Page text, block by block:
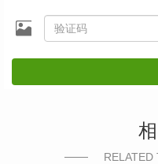
RELATED